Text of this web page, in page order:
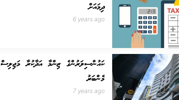
ދިމައަށް
6 years ago
ކައުންސިލަރުންގެ ޒިންމާ އަދާކުރާ މަޖިލިސް
މެންބަރު
7 years ago